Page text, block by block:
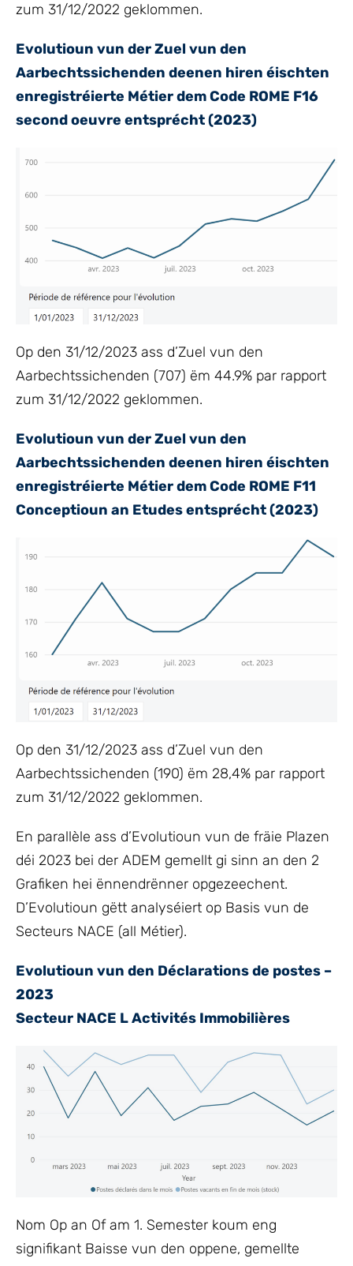
zum 31/12/2022 geklommen.
Evolutioun vun der Zuel vun den
Aarbechtssichenden deenen hiren éischten
enregistréierte Métier dem Code ROME F16
second oeuvre entsprécht (2023)
Op den 31/12/2023 ass d’Zuel vun den
Aarbechtssichenden (707) ëm 44.9% par rapport
zum 31/12/2022 geklommen.
Evolutioun vun der Zuel vun den
Aarbechtssichenden deenen hiren éischten
enregistréierte Métier dem Code ROME F11
Conceptioun an Etudes entsprécht (2023)
Op den 31/12/2023 ass d’Zuel vun den
Aarbechtssichenden (190) ëm 28,4% par rapport
zum 31/12/2022 geklommen.
En parallèle ass d’Evolutioun vun de fräie Plazen
déi 2023 bei der ADEM gemellt gi sinn an den 2
Grafiken hei ënnendrënner opgezeechent.
D’Evolutioun gëtt analyséiert op Basis vun de
Secteurs NACE (all Métier).
Evolutioun vun den Déclarations de postes –
2023
Secteur NACE L Activités Immobilières
Nom Op an Of am 1. Semester koum eng
signifikant Baisse vun den oppene, gemellte